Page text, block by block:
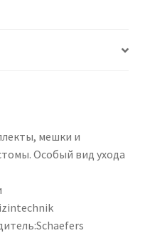
мешки и
Особый вид ухода